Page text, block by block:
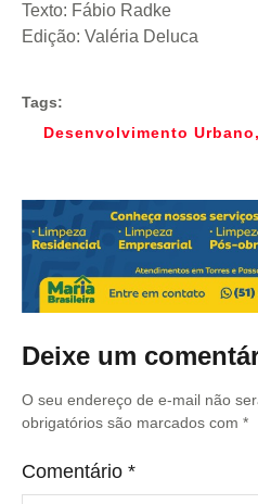
Texto: Fábio Radke
Edição: Valéria Deluca
Tags:
Desenvolvimento Urbano,
Deixe um
O seu endereço de e-mail não
obrigatórios são marcados com *
Comentário *